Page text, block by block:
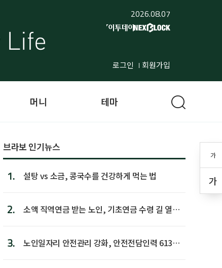
2026.08.07
로그인 회원가입
가
가
머니 테마
브라보 인기뉴스
1. 설탕 vs 소금, 콩국수를 건강하게 먹는 법
2.
소액 직역연금 받는 노인, 기초연금 수령 길 열린
3.
노인일자리 안전관리 강화, 안전전담인력 613명